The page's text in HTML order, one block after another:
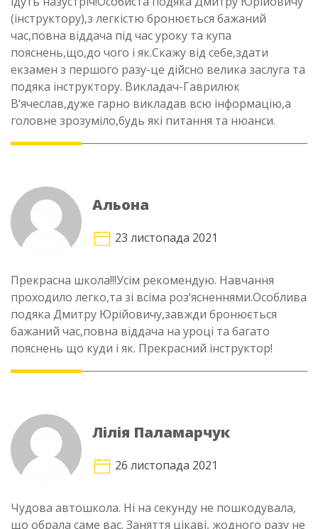
(інструктору),з легкістю бронюється бажаний
час,повна віддача під час уроку та купа
пояснень,що,до чого і як.Скажу від себе,здати
екзамен з першого разу-це дійсно велика заслуга та
подяка інструктору. Викладач-Гаврилюк
В‘ячеслав,дуже гарно викладав всю інформацію,а
головне зрозуміло,будь які питання та нюанси.
Альона
23 листопада 2021
Прекрасна школа!!!Усім рекомендую. Навчання
проходило легко,та зі всіма роз‘ясненнями.Особлива
подяка Дмитру Юрійовичу,завжди бронюється
бажаний час,повна віддача на уроці та багато
пояснень що куди і як. Прекрасний інструктор!
Лілія Паламарчук
26 листопада 2021
Чудова автошкола. Ні на секунду не пошкодувала,
що обрала саме вас. Заняття цікаві, жодного разу не